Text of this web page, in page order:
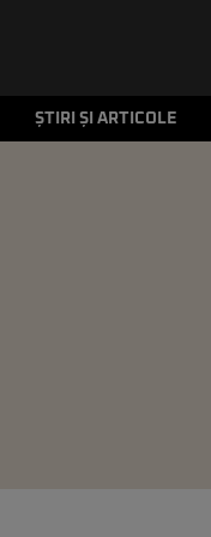
ȘTIRI ȘI ARTICOLE